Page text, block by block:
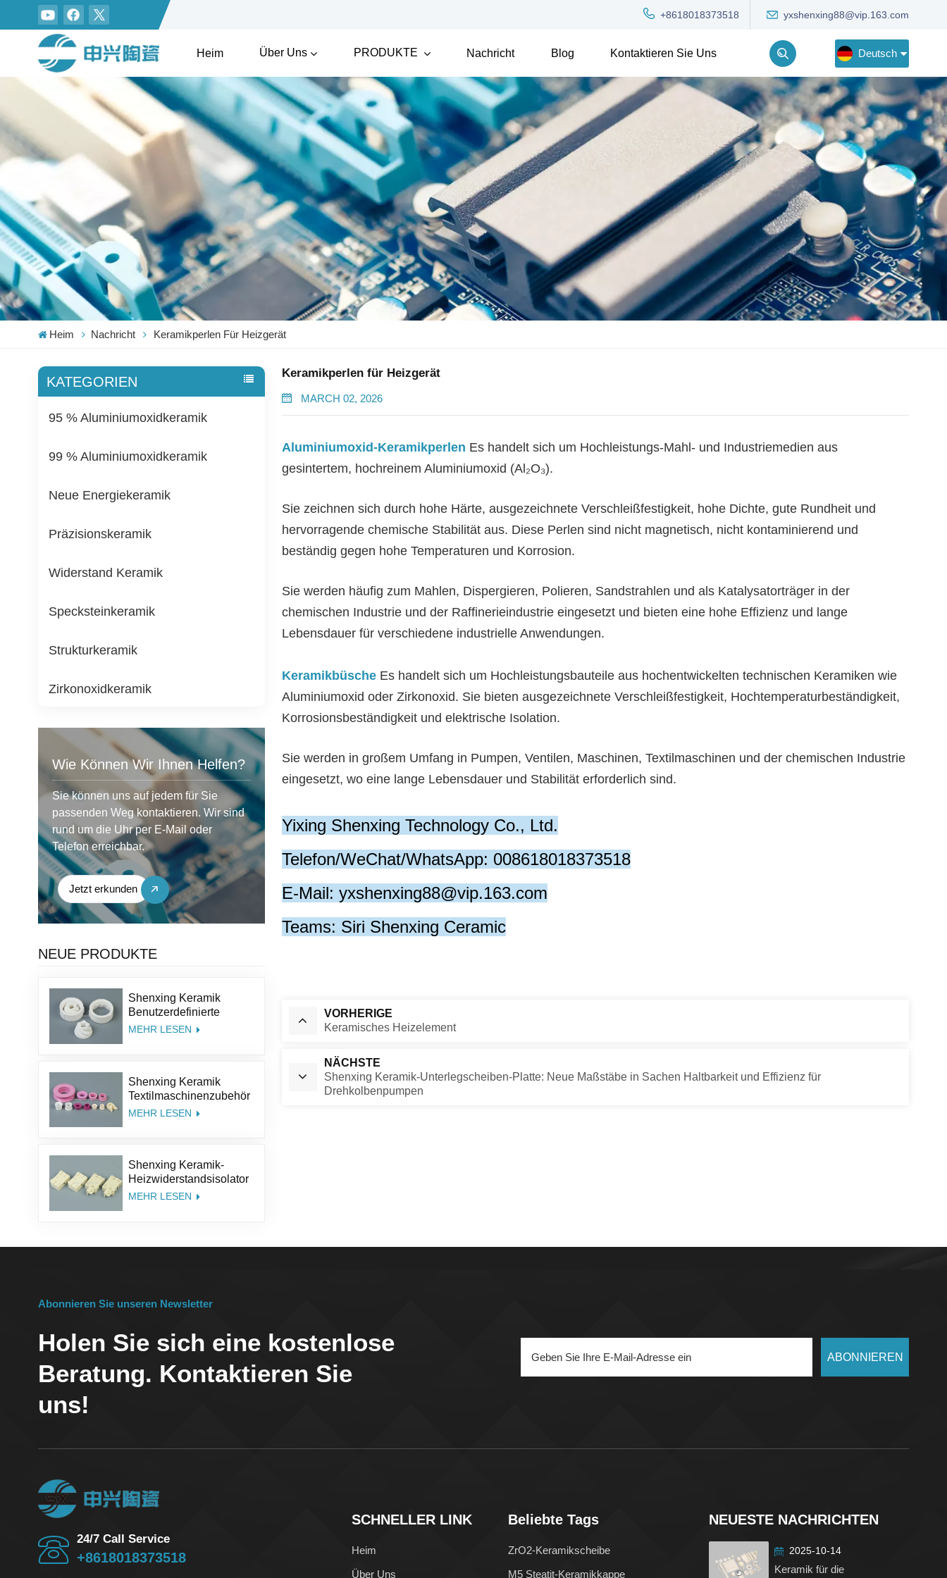
+8618018373518 yxshenxing88@vip.163.com
Heim Über Uns PRODUKTE Nachricht Blog Kontaktieren Sie Uns Deutsch
English
Deutsch
Русский
한국어
Türkçe
Heim Nachricht Keramikperlen Für Heizgerät
KATEGORIEN
95 % Aluminiumoxidkeramik
99 % Aluminiumoxidkeramik
Neue Energiekeramik
Präzisionskeramik
Widerstand Keramik
Specksteinkeramik
Strukturkeramik
Zirkonoxidkeramik
Wie Können Wir Ihnen Helfen?
Sie können uns auf jedem für Sie
passenden Weg kontaktieren. Wir sind
rund um die Uhr per E-Mail oder
Telefon erreichbar.
Jetzt erkunden
NEUE PRODUKTE
Shenxing Keramik
Benutzerdefinierte
Größe Struktur Salz Kit
Grate
MEHR LESEN
Shenxing Keramik
Textilmaschinenzubehör
95% Keramikteil
MEHR LESEN
Shenxing Keramik-
Heizwiderstandsisolator
Thermoelement Keramik
MEHR LESEN
Keramikperlen für Heizgerät
MARCH 02, 2026
Aluminiumoxid-Keramikperlen Es handelt sich um Hochleistungs-Mahl- und Industriemedien aus
gesintertem, hochreinem Aluminiumoxid (Al₂O₃).
Sie zeichnen sich durch hohe Härte, ausgezeichnete Verschleißfestigkeit, hohe Dichte, gute Rundheit und
hervorragende chemische Stabilität aus. Diese Perlen sind nicht magnetisch, nicht kontaminierend und
beständig gegen hohe Temperaturen und Korrosion.
Sie werden häufig zum Mahlen, Dispergieren, Polieren, Sandstrahlen und als Katalysatorträger in der
chemischen Industrie und der Raffinerieindustrie eingesetzt und bieten eine hohe Effizienz und lange
Lebensdauer für verschiedene industrielle Anwendungen.
KeramikbüscheEs handelt sich um Hochleistungsbauteile aus hochentwickelten technischen Keramiken wie
Aluminiumoxid oder Zirkonoxid. Sie bieten ausgezeichnete Verschleißfestigkeit, Hochtemperaturbeständigkeit,
Korrosionsbeständigkeit und elektrische Isolation.
Sie werden in großem Umfang in Pumpen, Ventilen, Maschinen, Textilmaschinen und der chemischen Industrie
eingesetzt, wo eine lange Lebensdauer und Stabilität erforderlich sind.
Yixing Shenxing Technology Co., Ltd.
Telefon/WeChat/WhatsApp: 008618018373518
E-Mail: yxshenxing88@vip.163.com
Teams: Siri Shenxing Ceramic
VORHERIGE
Keramisches Heizelement
NÄCHSTE
Shenxing Keramik-Unterlegscheiben-Platte: Neue Maßstäbe in Sachen Haltbarkeit und Effizienz für
Drehkolbenpumpen
Abonnieren Sie unseren Newsletter
Holen Sie sich eine kostenlose
Beratung. Kontaktieren Sie
uns!
ABONNIEREN
24/7 Call Service
+8618018373518
SCHNELLER LINK
Heim
Über Uns
Beliebte Tags
ZrO2-Keramikscheibe
M5 Steatit-Keramikkappe
NEUESTE NACHRICHTEN
2025-10-14
Keramik für die